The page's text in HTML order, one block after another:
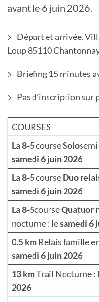
avant le 6 juin 2026.
Départ et arrivée,
Loup85110
Briefing 15 minutes
Pas d’inscription sur
COURSES
La 8-5courseSolo
samedi 6 juin 2026
La 8-5courseDuo
samedi 6 juin 2026
La 8-5courseQuatuor
nocturne : lesamedi 6
0.5 kmRelais famille
samedi 6 juin 2026
13 kmTrail Nocturne :
2026